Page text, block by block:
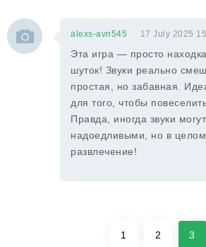
alexs-avn545 17 July 2025
Эта игра — просто
шуток! Звуки реально
простая, но забавная.
для того, чтобы
Правда, иногда звуки
надоедливыми, но в
развлечение!
1 2 3